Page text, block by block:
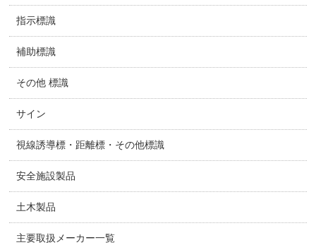
指示標識
補助標識
その他 標識
サイン
視線誘導標・距離標・その他標識
安全施設製品
土木製品
主要取扱メーカー一覧